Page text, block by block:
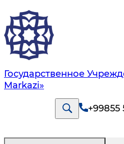
Государственное
Markazi»
+99855